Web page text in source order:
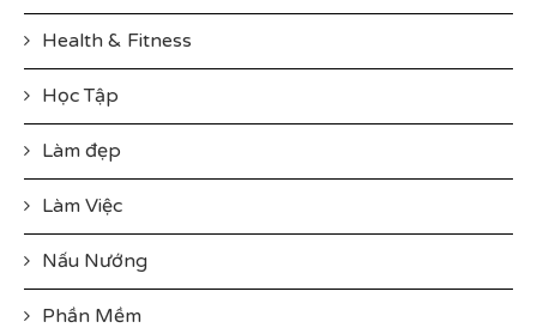
Health & Fitness
Học Tập
Làm đẹp
Làm Việc
Nấu Nướng
Phần Mềm